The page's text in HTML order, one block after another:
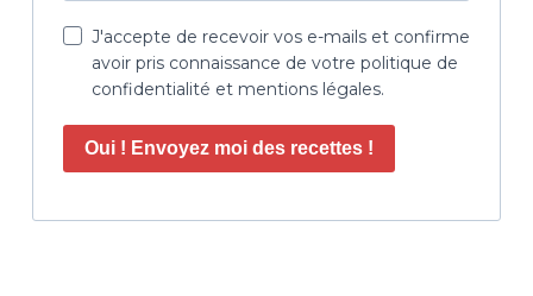
J'accepte de recevoir vos e-mails et confirme
avoir pris connaissance de votre politique de
confidentialité et mentions légales.
Oui ! Envoyez moi des recettes !